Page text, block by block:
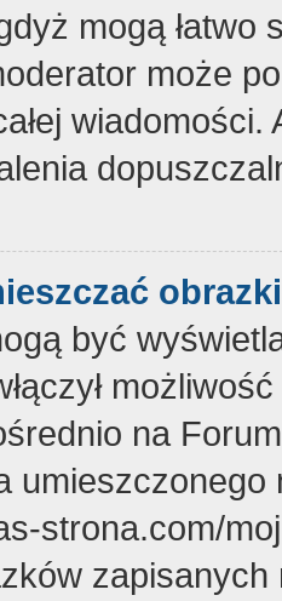
mogą
może
być
na
strona.com/